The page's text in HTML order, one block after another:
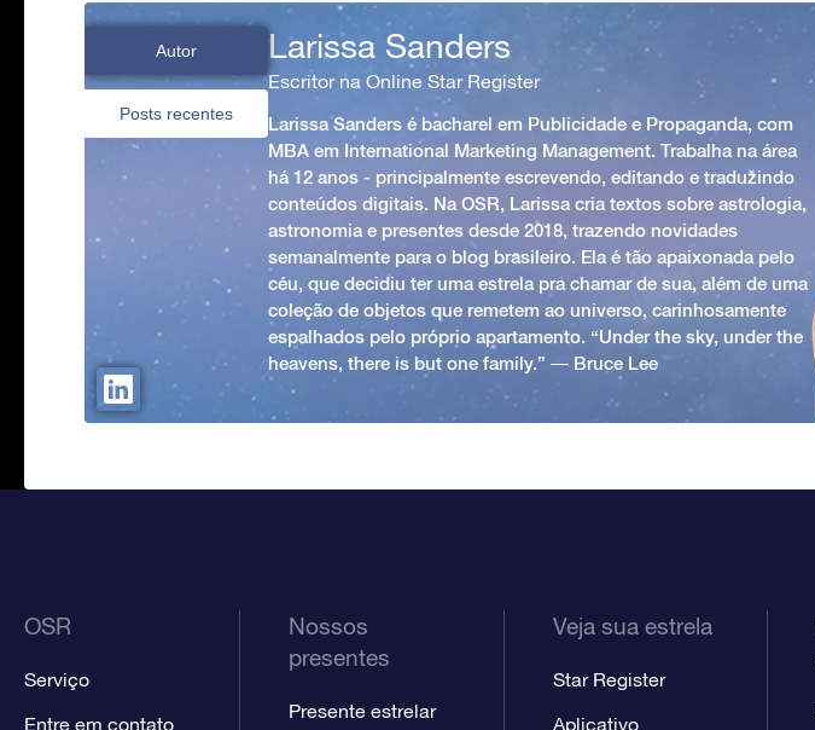
Autor
Posts recentes
Larissa Sanders
Escritor na Online Star Register
Larissa Sanders é bacharel em Publicidade e Propaganda, com
MBA em International Marketing Management. Trabalha na área
há 12 anos - principalmente escrevendo, editando e traduzindo
conteúdos digitais. Na OSR, Larissa cria textos sobre astrologia,
astronomia e presentes desde 2018, trazendo novidades
semanalmente para o blog brasileiro. Ela é tão apaixonada pelo
céu, que decidiu ter uma estrela pra chamar de sua, além de uma
coleção de objetos que remetem ao universo, carinhosamente
espalhados pelo próprio apartamento. “Under the sky, under the
heavens, there is but one family.” ― Bruce Lee
OSR
Serviço
Entre em contato
Nossos
presentes
Presente estrelar
Veja sua estrela
Star Register
Aplicativo